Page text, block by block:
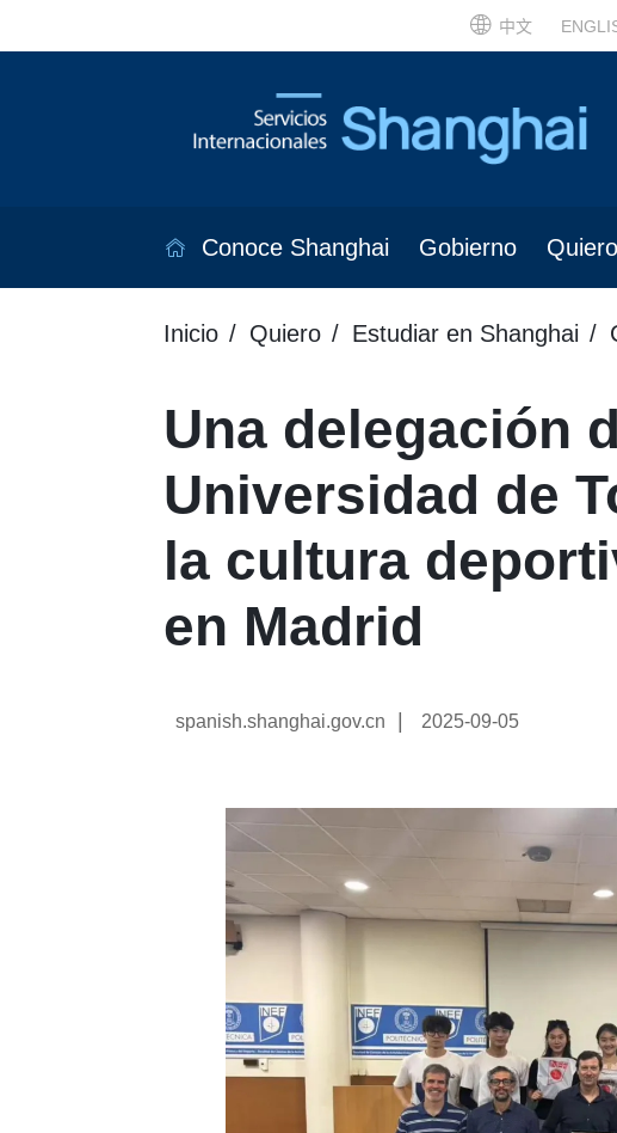
中文
Conoce Shanghai Gobierno Quiero
Inicio Quiero Estudiar en Shanghai
Una delegación
Universidad de
la cultura
en Madrid
spanish.shanghai.gov.cn 2025-09-05